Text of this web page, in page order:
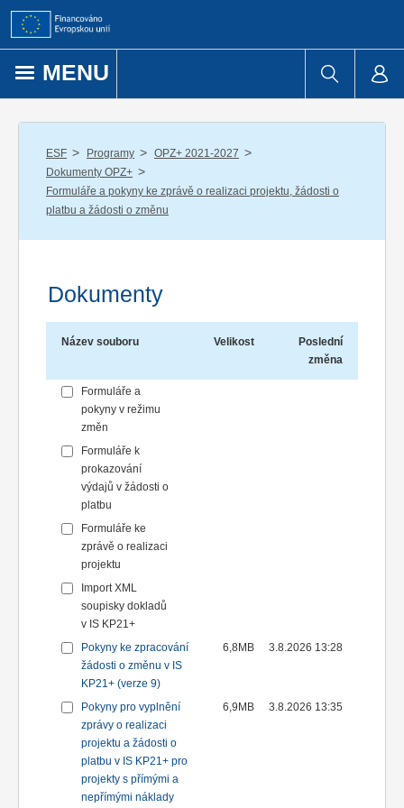
Přejít k obsahu
MENU
ESF / Programy / OPZ+ 2021-2027 /
Dokumenty OPZ+ /
Formuláře a pokyny ke zprávě o realizaci projektu, žádosti o
platbu a žádosti o změnu
Dokumenty
Název souboru Velikost
Poslední
změna
Formuláře a
pokyny v režimu
změn
Formuláře k
prokazování
výdajů v žádosti o
platbu
Formuláře ke
zprávě o realizaci
projektu
Import XML
soupisky dokladů
v IS KP21+
Pokyny ke zpracování
žádosti o změnu v IS
KP21+ (verze 9)
6,8MB 3.8.2026 13:28
Pokyny pro vyplnění
zprávy o realizaci
projektu a žádosti o
platbu v IS KP21+ pro
projekty s přímými a
nepřímými náklady
6,9MB 3.8.2026 13:35